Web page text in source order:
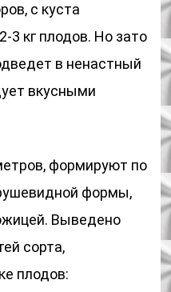
с куста
3 кг плодов. Но зато
в ненастный
вкусными
формируют по
формы,
Выведено
сорта,
плодов: